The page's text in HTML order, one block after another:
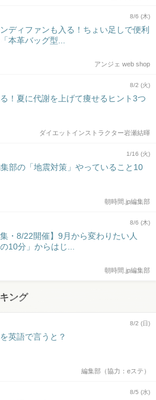
8/6 (木)
ディファンも入る！ちょい足しで便利
本革バッグ型...
アンジェ web shop
8/2 (火)
！夏に代謝を上げて痩せるヒント3つ
ダイエットインストラクター岩瀬結暉
1/16 (火)
部の「地震対策」やっていること10
朝時間.jp編集部
8/6 (木)
集・8/22開催】9月から変わりたい人
10分」からはじ...
朝時間.jp編集部
ング
8/2 (日)
英語で言うと？
編集部（協力：eステ）
8/5 (水)